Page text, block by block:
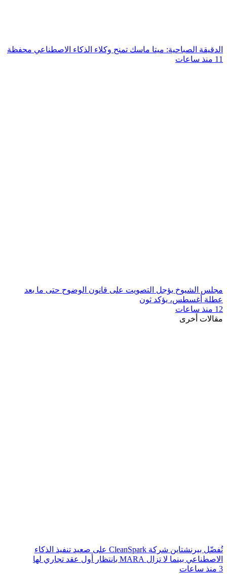
الدقيقة الصباحية: ميتا ماسك تمنح وكلاء الذكاء الاصطناعي محفظة
11 منذ ساعات
مجلس الشيوخ يؤجل التصويت على قانون الوضوح حتى ما بعد
عطلة أغسطس، يؤكد ثون
12 منذ ساعات
مقالات أخرى
تُفضّل بيرنشتاين شركة CleanSpark على صعيد تنفيذ الذكاء
الاصطناعي بينما لا تزال MARA بانتظار أول عقد تجاري لها
3 منذ ساعات